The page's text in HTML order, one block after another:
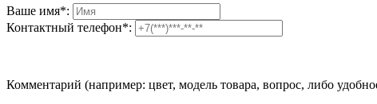
Ваше имя*:
Контактный телефон*:
Комментарий (например: цвет, модель товара, вопрос, либо